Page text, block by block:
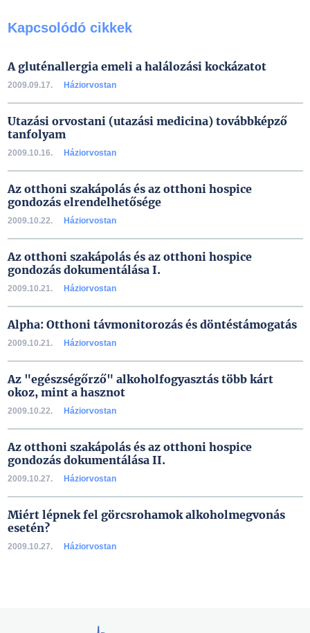
Kapcsolódó cikkek
A gluténallergia emeli a halálozási kockázatot
2009.09.17. Háziorvostan
Utazási orvostani (utazási medicina) továbbképző
tanfolyam
2009.10.16. Háziorvostan
Az otthoni szakápolás és az otthoni hospice
gondozás elrendelhetősége
2009.10.22. Háziorvostan
Az otthoni szakápolás és az otthoni hospice
gondozás dokumentálása I.
2009.10.21. Háziorvostan
Alpha: Otthoni távmonitorozás és döntéstámogatás
2009.10.21. Háziorvostan
Az "egészségőrző" alkoholfogyasztás több kárt
okoz, mint a hasznot
2009.10.22. Háziorvostan
Az otthoni szakápolás és az otthoni hospice
gondozás dokumentálása II.
2009.10.27. Háziorvostan
Miért lépnek fel görcsrohamok alkoholmegvonás
esetén?
2009.10.27. Háziorvostan